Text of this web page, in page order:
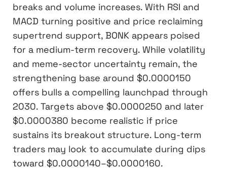
breaks and volume increases. With RSI and
MACD turning positive and price reclaiming
supertrend support, BONK appears poised
for a medium-term recovery. While volatility
and meme-sector uncertainty remain, the
strengthening base around $0.0000150
offers bulls a compelling launchpad through
2030. Targets above $0.0000250 and later
$0.0000380 become realistic if price
sustains its breakout structure. Long-term
traders may look to accumulate during dips
toward $0.0000140–$0.0000160.